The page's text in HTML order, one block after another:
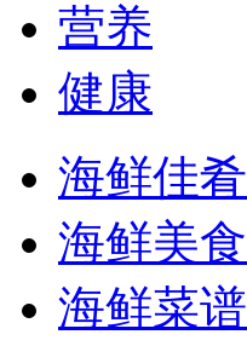
营养
健康
海鲜佳肴
海鲜美食
海鲜菜谱